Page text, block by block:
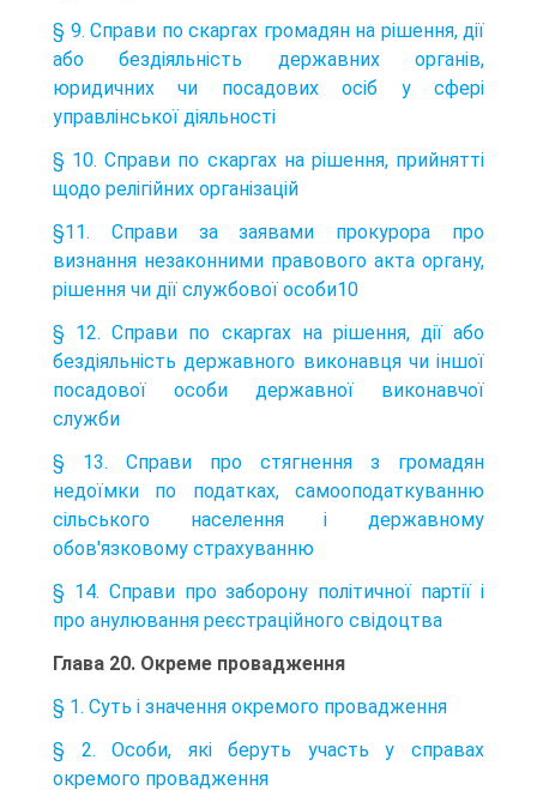
§ 9. Справи по скаргах громадян на рішення, дії
або бездіяльність державних органів,
юридичних чи посадових осіб у сфері
управлінської діяльності
§ 10. Справи по скаргах на рішення, прийнятті
щодо релігійних організацій
§11. Справи за заявами прокурора про
визнання незаконними правового акта органу,
рішення чи дії службової особи10
§ 12. Справи по скаргах на рішення, дії або
бездіяльність державного виконавця чи іншої
посадової особи державної виконавчої
служби
§ 13. Справи про стягнення з громадян
недоїмки по податках, самооподаткуванню
сільського населення і державному
обов'язковому страхуванню
§ 14. Справи про заборону політичної партії і
про анулювання реєстраційного свідоцтва
Глава 20. Окреме провадження
§ 1. Суть і значення окремого провадження
§ 2. Особи, які беруть участь у справах
окремого провадження